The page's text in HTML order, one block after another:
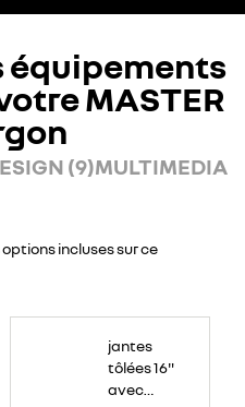
équipements
MASTER
(9)MULTIMEDIA
incluses sur ce
jantes
tôlées 16"
avec